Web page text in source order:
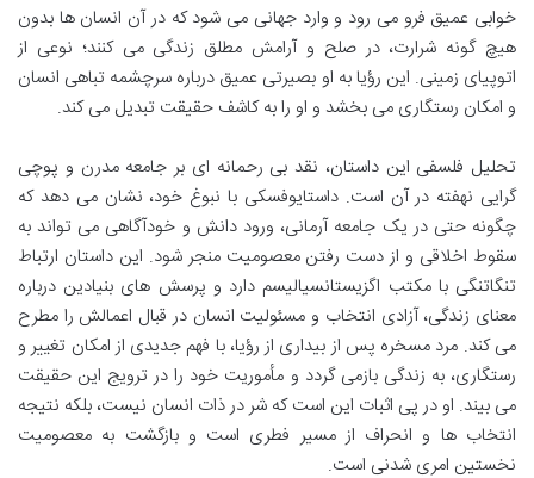
خوابی عمیق فرو می رود و وارد جهانی می شود که در آن انسان ها بدون
هیچ گونه شرارت، در صلح و آرامش مطلق زندگی می کنند؛ نوعی از
اتوپیای زمینی. این رؤیا به او بصیرتی عمیق درباره سرچشمه تباهی انسان
و امکان رستگاری می بخشد و او را به کاشف حقیقت تبدیل می کند.
تحلیل فلسفی این داستان، نقد بی رحمانه ای بر جامعه مدرن و پوچی
گرایی نهفته در آن است. داستایوفسکی با نبوغ خود، نشان می دهد که
چگونه حتی در یک جامعه آرمانی، ورود دانش و خودآگاهی می تواند به
سقوط اخلاقی و از دست رفتن معصومیت منجر شود. این داستان ارتباط
تنگاتنگی با مکتب اگزیستانسیالیسم دارد و پرسش های بنیادین درباره
معنای زندگی، آزادی انتخاب و مسئولیت انسان در قبال اعمالش را مطرح
می کند. مرد مسخره پس از بیداری از رؤیا، با فهم جدیدی از امکان تغییر و
رستگاری، به زندگی بازمی گردد و مأموریت خود را در ترویج این حقیقت
می بیند. او در پی اثبات این است که شر در ذات انسان نیست، بلکه نتیجه
انتخاب ها و انحراف از مسیر فطری است و بازگشت به معصومیت
نخستین امری شدنی است.